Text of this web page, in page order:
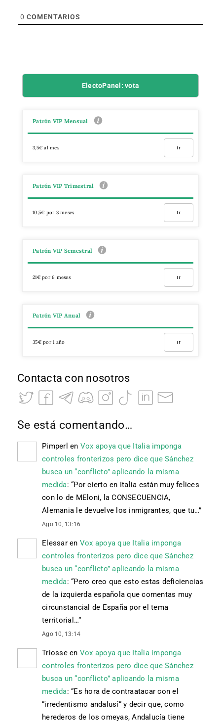
0 COMENTARIOS
ElectoPanel: vota
Patrón VIP Mensual
3,5€ al mes Ir
Patrón VIP Trimestral
10,5€ por 3 meses Ir
Patrón VIP Semestral
21€ por 6 meses Ir
Patrón VIP Anual
35€ por 1 año Ir
Contacta con nosotros
Se está comentando…
Pimperl en Vox apoya que Italia imponga
controles fronterizos pero dice que Sánchez
busca un “conflicto” aplicando la misma
medida: “Por cierto en Italia están muy felices
con lo de MEloni, la CONSECUENCIA,
Alemania le devuelve los inmigrantes, que tu…”
Ago 10, 13:16
Elessaren Vox apoya que Italia imponga
controles fronterizos pero dice que Sánchez
busca un “conflicto” aplicando la misma
medida: “Pero creo que esto estas deficiencias
de la izquierda española que comentas muy
circunstancial de España por el tema
territorial…”
Ago 10, 13:14
Triosseen Vox apoya que Italia imponga
controles fronterizos pero dice que Sánchez
busca un “conflicto” aplicando la misma
medida: “Es hora de contraatacar con el
“irredentismo andalusí” y decir que, como
herederos de los omeyas, Andalucía tiene